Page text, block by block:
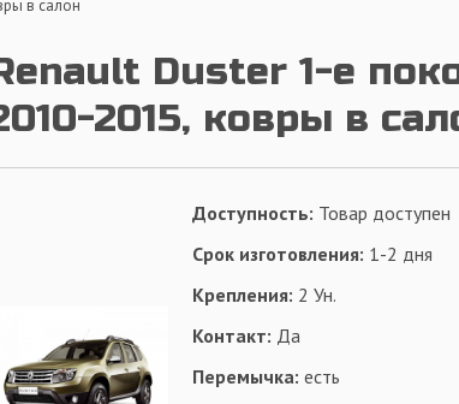
в салон
Duster 1-е
2015, ковры в
Доступность: Товар доступен
Срок изготовления: 1-2 дня
Крепления: 2 Ун.
Контакт: Да
Перемычка: есть